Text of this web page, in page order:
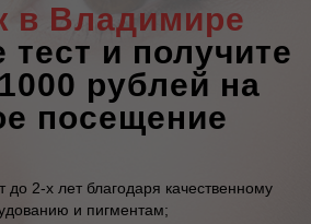
в Владимире
тест и получите
рублей на
посещение
до 2-х лет благодаря качественному
и пигментам;